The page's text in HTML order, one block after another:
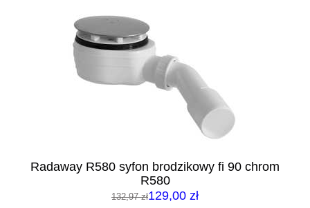
Radaway R580 syfon brodzikowy fi 90 chrom
R580
132,97 zł129,00 zł